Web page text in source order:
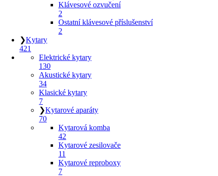
Klávesové ozvučení
2
Ostatní klávesové příslušenství
2
❯Kytary
421
Elektrické kytary
130
Akustické kytary
34
Klasické kytary
7
❯Kytarové aparáty
70
Kytarová komba
42
Kytarové zesilovače
11
Kytarové reproboxy
7